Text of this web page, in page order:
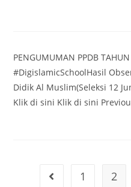
PENGUMUMAN PPDB
#DigislamicSchoolHasil
Didik Al Muslim(Seleksi 12
Klik di sini Klik di sini
1 2